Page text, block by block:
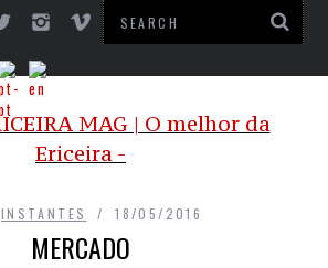
INSTANTES 18/05/2016
MERCADO